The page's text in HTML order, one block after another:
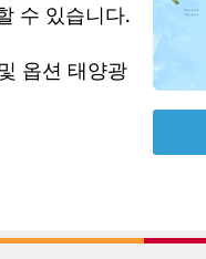
수 있습니다.
옵션 태양광